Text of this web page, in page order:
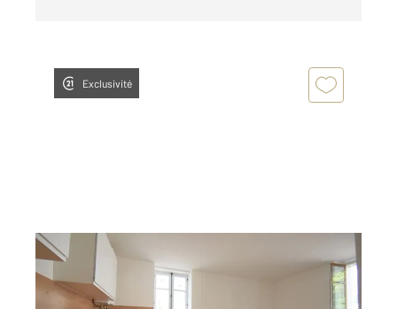
Exclusivité
VICHY 03
35,83 m
, 2 pièces
Ref : 1484